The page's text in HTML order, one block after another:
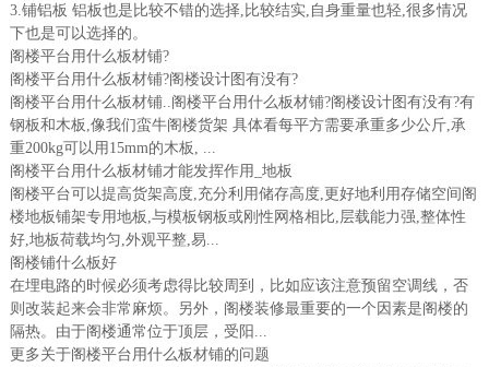
3.铺铝板 铝板也是比较不错的选择,比较结实,自身重量也轻,很多情况
下也是可以选择的。
阁楼平台用什么板材铺?
阁楼平台用什么板材铺?阁楼设计图有没有?
阁楼平台用什么板材铺..阁楼平台用什么板材铺?阁楼设计图有没有?有
钢板和木板,像我们蛮牛阁楼货架 具体看每平方需要承重多少公斤,承
重200kg可以用15mm的木板, ...
阁楼平台用什么板材铺才能发挥作用_地板
阁楼平台可以提高货架高度,充分利用储存高度,更好地利用存储空间阁
楼地板铺架专用地板,与模板钢板或刚性网格相比,层载能力强,整体性
好,地板荷载均匀,外观平整,易...
阁楼铺什么板好
在埋电路的时候必须考虑得比较周到，比如应该注意预留空调线，否
则改装起来会非常麻烦。另外，阁楼装修最重要的一个因素是阁楼的
隔热。由于阁楼通常位于顶层，受阳...
更多关于阁楼平台用什么板材铺的问题